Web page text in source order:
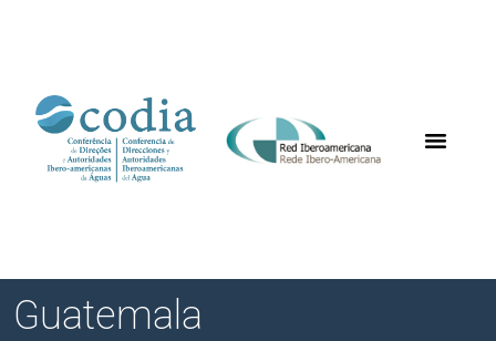
Guatemala